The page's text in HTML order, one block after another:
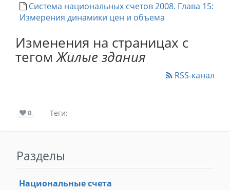
Система национальных счетов 2008. Глава 15:
Измерения динамики цен и объема
Изменения на страницах с
тегомЖилые здания
RSS-канал
0 Теги:
Разделы
Национальные счета